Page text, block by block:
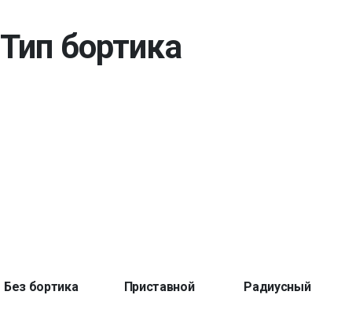
Тип бортика
Без бортика Приставной Радиусный